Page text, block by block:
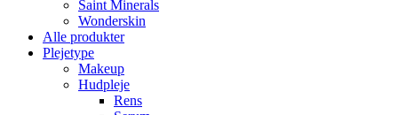
Saint Minerals
Wonderskin
Alle produkter
Plejetype
Makeup
Hudpleje
Rens